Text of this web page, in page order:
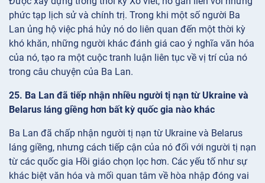
phức tạp lịch sử và chính trị. Trong khi một số người Ba
Lan ủng hộ việc phá hủy nó do liên quan đến một thời kỳ
khó khăn, những người khác đánh giá cao ý nghĩa văn hóa
của nó, tạo ra một cuộc tranh luận liên tục về vị trí của nó
trong câu chuyện của Ba Lan.
25. Ba Lan đã tiếp nhận nhiều người tị nạn từ Ukraine và
Belarus láng giềng hơn bất kỳ quốc gia nào khác
Ba Lan đã chấp nhận người tị nạn từ Ukraine và Belarus
láng giềng, nhưng cách tiếp cận của nó đối với người tị nạn
từ các quốc gia Hồi giáo chọn lọc hơn. Các yếu tố như sự
khác biệt văn hóa và mối quan tâm về hòa nhập đóng vai